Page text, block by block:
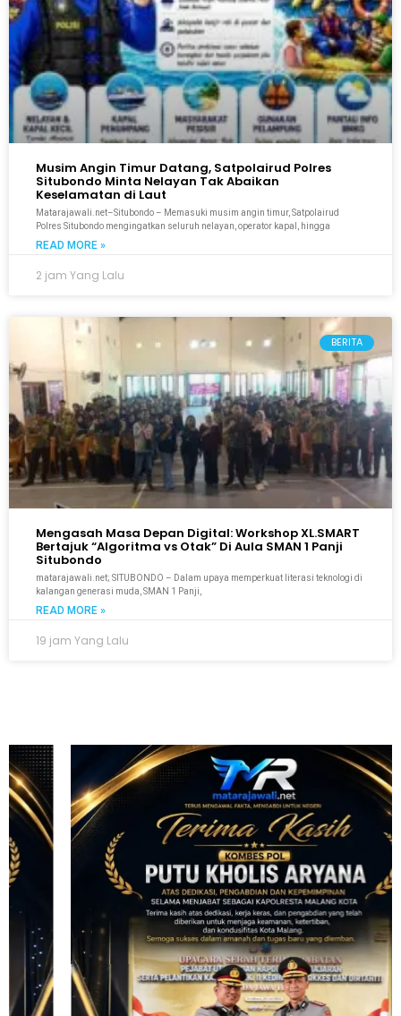
Musim Angin Timur Datang, Satpolairud Polres
Situbondo Minta Nelayan Tak Abaikan
Keselamatan di Laut
Matarajawali.net–Situbondo – Memasuki musim angin timur, Satpolairud
Polres Situbondo mengingatkan seluruh nelayan, operator kapal, hingga
READ MORE »
2 jam Yang Lalu
BERITA
Mengasah Masa Depan Digital: Workshop XL.SMART
Bertajuk “Algoritma vs Otak” Di Aula SMAN 1 Panji
Situbondo
matarajawali.net; SITUBONDO – Dalam upaya memperkuat literasi teknologi di
kalangan generasi muda, SMAN 1 Panji,
READ MORE »
19 jam Yang Lalu